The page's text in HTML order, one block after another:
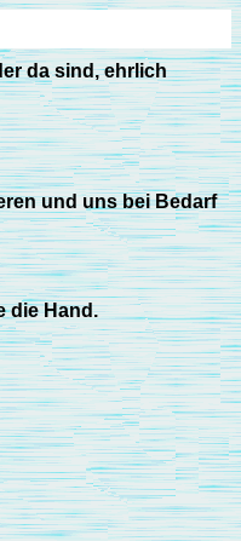
da sind, ehrlich
und uns bei Bedarf
die Hand.